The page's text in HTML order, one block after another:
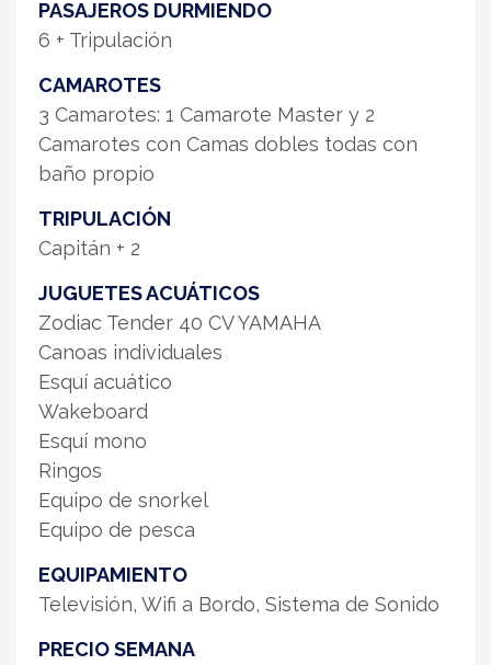
PASAJEROS DURMIENDO
6 + Tripulación
CAMAROTES
3 Camarotes: 1 Camarote Master y 2
Camarotes con Camas dobles todas con
baño propio
TRIPULACIÓN
Capitán + 2
JUGUETES ACUÁTICOS
Zodiac Tender 40 CV YAMAHA
Canoas individuales
Esquí acuático
Wakeboard
Esquí mono
Ringos
Equipo de snorkel
Equipo de pesca
EQUIPAMIENTO
Televisión, Wifi a Bordo, Sistema de Sonido
PRECIO SEMANA